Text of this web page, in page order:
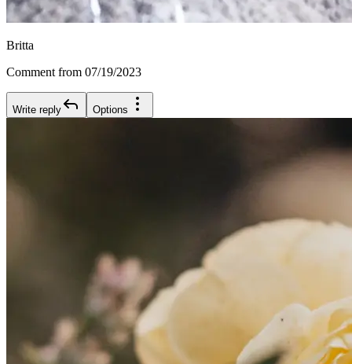
Britta
Comment from 07/19/2023
Write reply Options